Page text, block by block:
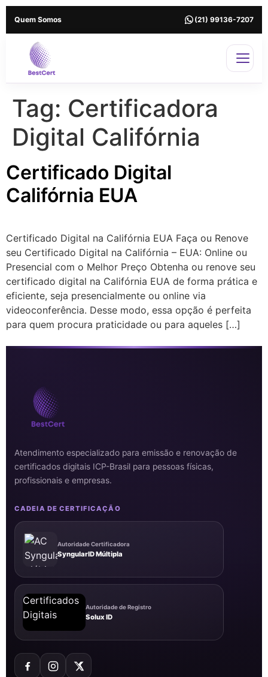
Quem Somos (21) 99136-7207
Tag: Certificadora
Digital Califórnia
Certificado Digital
Califórnia EUA
Certificado Digital na Califórnia EUA Faça ou Renove
seu Certificado Digital na Califórnia – EUA: Online ou
Presencial com o Melhor Preço Obtenha ou renove seu
certificado digital na Califórnia EUA de forma prática e
eficiente, seja presencialmente ou online via
videoconferência. Desse modo, essa opção é perfeita
para quem procura praticidade ou para aqueles […]
Atendimento especializado para emissão e renovação de
certificados digitais ICP-Brasil para pessoas físicas,
profissionais e empresas.
CADEIA DE CERTIFICAÇÃO
Autoridade Certificadora
SyngularID Múltipla
Autoridade de Registro
Solux ID